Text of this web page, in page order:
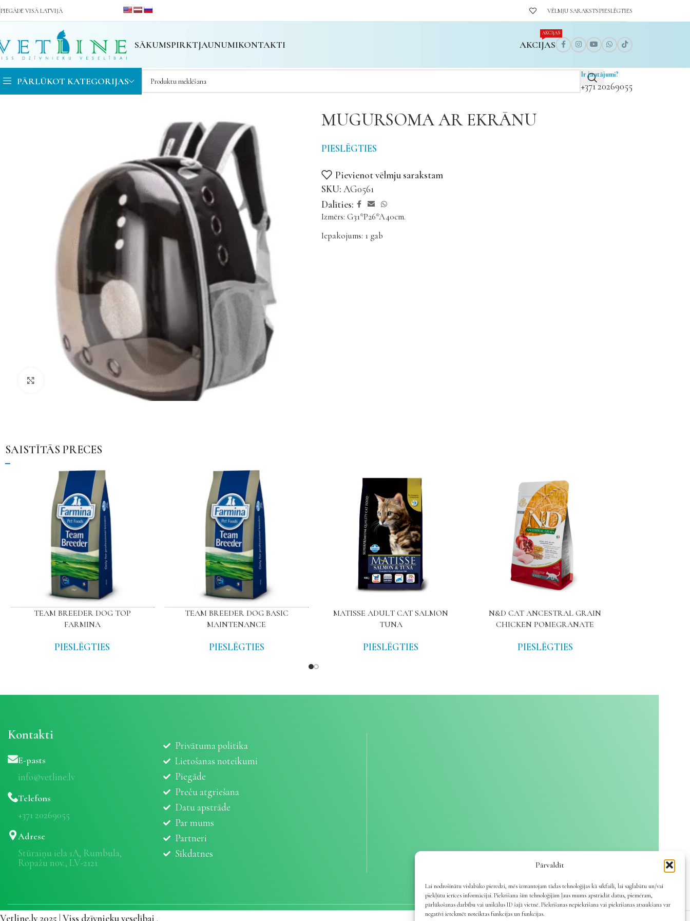
Pārvaldīt
Lai nodrošinātu vislabāko pieredzi, mēs izmantojam tādas tehnoloģijas kā sīkfaili, lai saglabātu un/vai
piekļūtu ierīces informācijai. Piekrišana šīm tehnoloģijām ļaus mums apstrādāt datus, piemēram,
pārlūkošanas darbību vai unikālus ID šajā vietnē. Piekrišanas nepiekrišana vai piekrišanas atsaukšana var
negatīvi ietekmēt noteiktas funkcijas un funkcijas.
PIEGĀDE VISĀ LATVIJĀ VĒLMJU SARAKSTSPIESLĒGTIES
SĀKUMSPIRKTJAUNUMIKONTAKTI AKCIJAS
AKCIJAS
PĀRLŪKOT KATEGORIJAS
Ir jautājumi?
+371 20269055
Noklikšķiniet, lai palielinātu
MUGURSOMA AR EKRĀNU
PIESLĒGTIES
Pievienot vēlmju sarakstam
SKU: AG0561
Dalīties:
Izmērs: G31*P26*A40cm.
Iepakojums: 1 gab
SAISTĪTĀS PRECES
TEAM BREEDER DOG TOP
FARMINA
PIESLĒGTIES
TEAM BREEDER DOG BASIC
MAINTENANCE
PIESLĒGTIES
MATISSE ADULT CAT SALMON
TUNA
PIESLĒGTIES
N&D CAT ANCESTRAL GRAIN
CHICKEN POMEGRANATE
PIESLĒGTIES
Kontakti
E-pasts
info@vetline.lv
Telefons
+371 20269055
Adrese
Stūraiņu iela 1A, Rumbula,
Ropažu nov., LV-2121
Privātuma politika
Lietošanas noteikumi
Piegāde
Preču atgriešana
Datu apstrāde
Par mums
Partneri
Sīkdatnes
Vetline.lv 2025 | Viss dzīvnieku veselībai .